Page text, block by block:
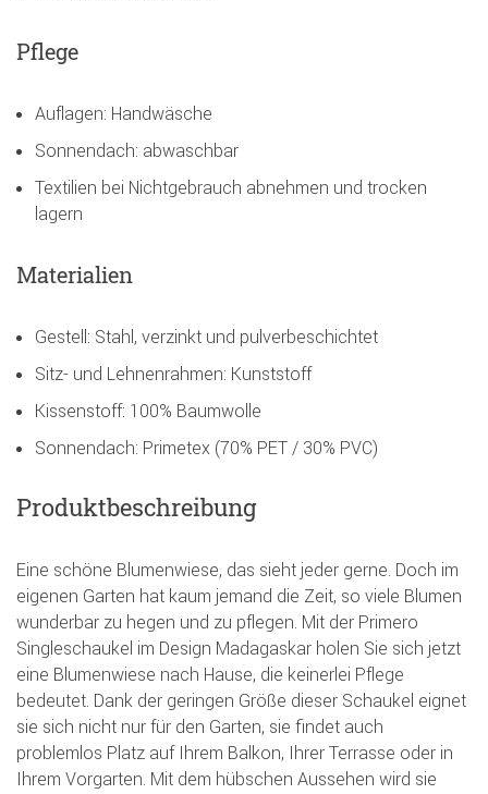
Pflege
Auflagen: Handwäsche
Sonnendach: abwaschbar
Textilien bei Nichtgebrauch abnehmen und trocken
lagern
Materialien
Gestell: Stahl, verzinkt und pulverbeschichtet
Sitz- und Lehnenrahmen: Kunststoff
Kissenstoff: 100% Baumwolle
Sonnendach: Primetex (70% PET / 30% PVC)
Produktbeschreibung
Eine schöne Blumenwiese, das sieht jeder gerne. Doch im
eigenen Garten hat kaum jemand die Zeit, so viele Blumen
wunderbar zu hegen und zu pflegen. Mit der Primero
Singleschaukel im Design Madagaskar holen Sie sich jetzt
eine Blumenwiese nach Hause, die keinerlei Pflege
bedeutet. Dank der geringen Größe dieser Schaukel eignet
sie sich nicht nur für den Garten, sie findet auch
problemlos Platz auf Ihrem Balkon, Ihrer Terrasse oder in
Ihrem Vorgarten. Mit dem hübschen Aussehen wird sie